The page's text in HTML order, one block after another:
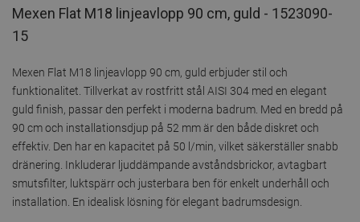
Mexen Flat M18 linjeavlopp 90 cm, guld - 1523090-
15
Mexen Flat M18 linjeavlopp 90 cm, guld erbjuder stil och
funktionalitet. Tillverkat av rostfritt stål AISI 304 med en elegant
guld finish, passar den perfekt i moderna badrum. Med en bredd på
90 cm och installationsdjup på 52 mm är den både diskret och
effektiv. Den har en kapacitet på 50 l/min, vilket säkerställer snabb
dränering. Inkluderar ljuddämpande avståndsbrickor, avtagbart
smutsfilter, luktspärr och justerbara ben för enkelt underhåll och
installation. En idealisk lösning för elegant badrumsdesign.